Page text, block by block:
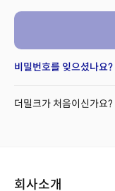
비밀번호를 잊으셨나요?
더밀크가 처음이신가요?
회사소개